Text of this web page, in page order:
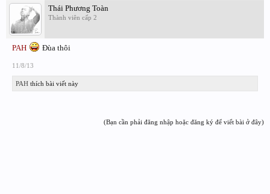
Thái Phương Toàn
Thành viên cấp 2
PAH Đùa thôi
11/8/13
PAH thích bài viết này
(Bạn cần phải đăng nhập hoặc đăng ký để viết bài ở đây)